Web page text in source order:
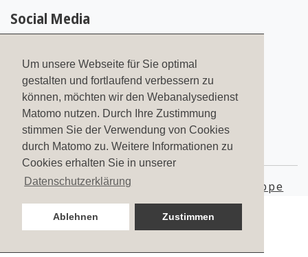
Um unsere Webseite für Sie optimal
gestalten und fortlaufend verbessern zu
können, möchten wir den Webanalysedienst
Matomo nutzen. Durch Ihre Zustimmung
stimmen Sie der Verwendung von Cookies
durch Matomo zu. Weitere Informationen zu
Cookies erhalten Sie in unserer
Datenschutzerklärung
Ablehnen Zustimmen
Social Media
PFITZENMEIER – Fitness since
1978
2323Bewertungen auf ProvenExpert.com
© 2026Pfitzenmeier Unternehmensgruppe